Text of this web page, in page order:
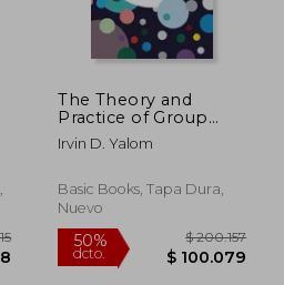
The Theory and
Practice of Group
Psychotherapy (en
Inglés)
Irvin D. Yalom
Basic Books, Tapa Dura,
Nuevo